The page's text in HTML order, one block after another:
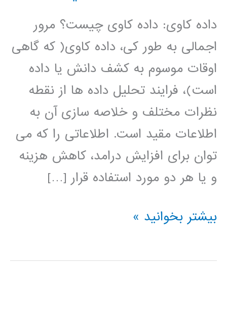
داده کاوی: داده کاوی چیست؟ مرور
اجمالی به طور کی، داده کاوی( که گاهی
اوقات موسوم به کشف دانش یا داده
است)، فرایند تحلیل داده ها از نقطه
نظرات مختلف و خلاصه سازی آن به
اطلاعات مقید است. اطلاعاتی را که می
توان برای افزایش درامد، کاهش هزینه
و یا هر دو مورد استفاده قرار […]
داده
data
بیشتر بخوانید »